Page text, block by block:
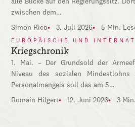
alle Blicke auf den Regierungssitz.
zwischen dem…
Simon Rico 3. Juli 2026 5 Min.
EUROPÄISCHE UND
Kriegschronik
1. Mai. – Der Grundsold der
Niveau des sozialen Mindestlohns
Personalmangels soll das am 5…
Romain Hilgert 12. Juni 2026 3